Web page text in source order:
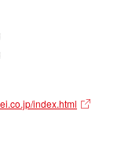
index.html